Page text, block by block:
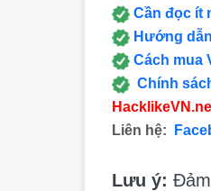
Cần đọc ít
Hướng
Cách mua
Chính
Liên hệ:
Lưu ý: